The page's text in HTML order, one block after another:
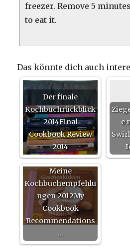
freezer. Remove 5
to eat it.
Das könnte dich auch
Der finale
Kochbuchrückblick
2014Final
Cookbook Review
2014
e
Meine
Kochbuchempfehlu
ngen 2012My
Cookbook
Recommendations
…